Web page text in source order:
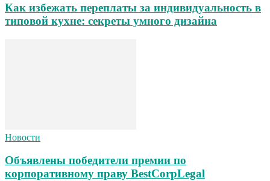
Как избежать переплаты за индивидуальность в
типовой кухне: секреты умного дизайна
Новости
Объявлены победители премии по
корпоративному праву BestCorpLegal